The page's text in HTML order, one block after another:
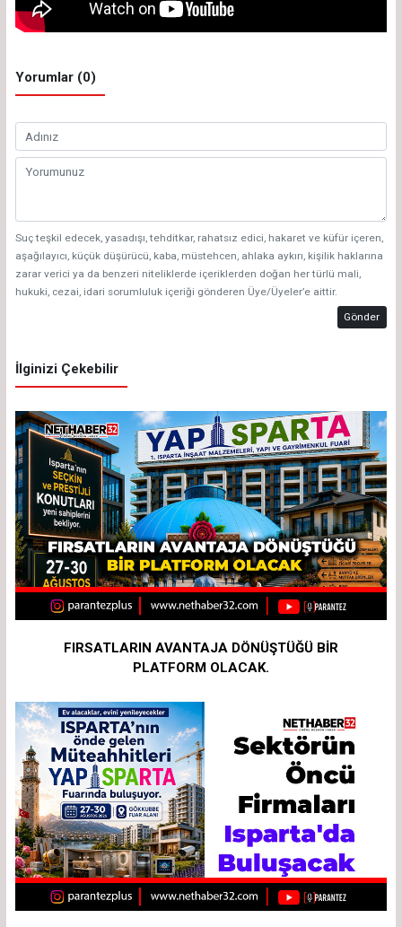
Yorumlar (0)
Suç teşkil edecek, yasadışı, tehditkar, rahatsız edici, hakaret ve küfür içeren,
aşağılayıcı, küçük düşürücü, kaba, müstehcen, ahlaka aykırı, kişilik haklarına
zarar verici ya da benzeri niteliklerde içeriklerden doğan her türlü mali,
hukuki, cezai, idari sorumluluk içeriği gönderen Üye/Üyeler’e aittir.
Gönder
İlginizi Çekebilir
FIRSATLARIN AVANTAJA DÖNÜŞTÜĞÜ BİR
PLATFORM OLACAK.